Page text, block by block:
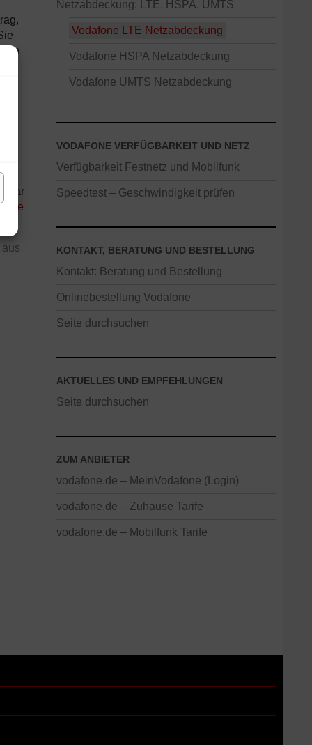
Netzabdeckung: LTE, HSPA, UMTS
Vodafone LTE Netzabdeckung
Vodafone HSPA Netzabdeckung
Vodafone UMTS Netzabdeckung
VODAFONE VERFÜGBARKEIT UND NETZ
Verfügbarkeit Festnetz und Mobilfunk
Speedtest – Geschwindigkeit prüfen
KONTAKT, BERATUNG UND BESTELLUNG
Kontakt: Beratung und Bestellung
Onlinebestellung Vodafone
Seite durchsuchen
AKTUELLES UND EMPFEHLUNGEN
Seite durchsuchen
ZUM ANBIETER
vodafone.de – MeinVodafone (Login)
vodafone.de – Zuhause Tarife
vodafone.de – Mobilfunk Tarife